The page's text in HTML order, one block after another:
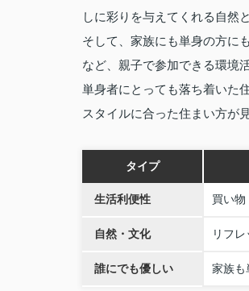
しに彩りを与えてくれる自然
そして、家族にも単身の方に
など、親子で参加できる環境
単身者にとっても落ち着いた
スタイルに合った住まい方が
タイプ
生活利便性 買い物
自然・文化 リフ
誰にでも優しい 家族も